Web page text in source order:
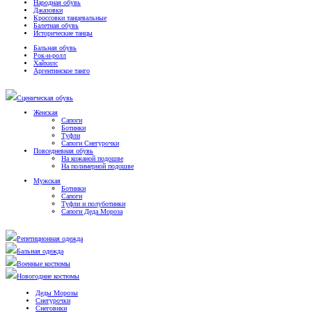
Народная обувь
Джазовки
Кроссовки танцевальные
Балетная обувь
Исторические танцы
Бальная обувь
Рок-н-ролл
Хайхилс
Аргентинское танго
Сценическая обувь
Женская
Сапоги
Ботинки
Туфли
Сапоги Снегурочки
Повседневная обувь
На кожаной подошве
На полимерной подошве
Мужская
Ботинки
Сапоги
Туфли и полуботинки
Сапоги Деда Мороза
Репетиционная одежда
Бальная одежда
Военные костюмы
Новогодние костюмы
Деды Морозы
Снегурочки
Снеговики